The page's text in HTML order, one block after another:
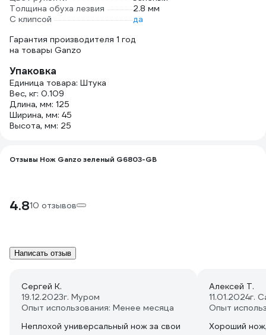
Толщина обуха лезвия
2.8 мм
С клипсой
да
Гарантия производителя 1 год
на товары Ganzo
Упаковка
Единица товара: Штука
Вес, кг: 0.109
Длина, мм: 125
Ширина, мм: 45
Высота, мм: 25
Отзывы Нож Ganzo зеленый G6803-GB
4.810 отзывов
Написать отзыв
Сергей К.
19.12.2023г. Муром
Опыт использования: Менее месяца
Неплохой универсальный нож за свои
Алексей Т.
11.01.2024г.
Опыт
Хороший